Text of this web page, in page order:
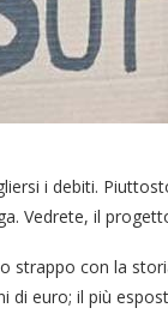
i debiti.
Vedrete, il
strappo con la
euro; il più